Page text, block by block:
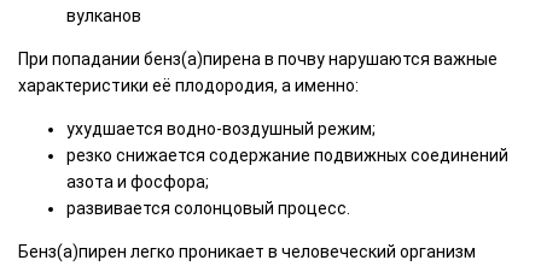
вулканов
При попадании бенз(а)пирена в почву нарушаются важные
характеристики её плодородия, а именно:
ухудшается водно-воздушный режим;
резко снижается содержание подвижных соединений
азота и фосфора;
развивается солонцовый процесс.
Бенз(а)пирен легко проникает в человеческий организм